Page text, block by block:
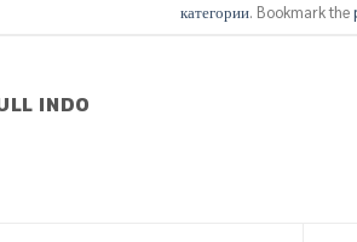
категории. Bookmark the
INDO